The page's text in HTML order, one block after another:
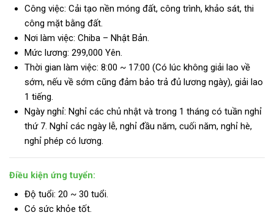
Công việc: Cải tạo nền móng đất, công trình, khảo sát, thi
công mặt bằng đất.
Nơi làm việc: Chiba – Nhật Bản.
Mức lương: 299,000 Yên.
Thời gian làm việc: 8:00 ~ 17:00 (Có lúc không giải lao về
sớm, nếu về sớm cũng đảm bảo trả đủ lương ngày), giải lao
1 tiếng.
Ngày nghỉ: Nghỉ các chủ nhật và trong 1 tháng có tuần nghỉ
thứ 7. Nghỉ các ngày lễ, nghỉ đầu năm, cuối năm, nghỉ hè,
nghỉ phép có lương.
Điều kiện ứng tuyển:
Độ tuổi: 20 ~ 30 tuổi.
Có sức khỏe tốt.